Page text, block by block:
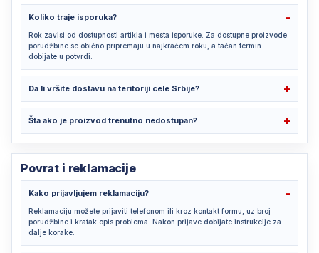
Koliko traje isporuka?
Rok zavisi od dostupnosti artikla i mesta isporuke. Za dostupne proizvode
porudžbine se obično pripremaju u najkraćem roku, a tačan termin
dobijate u potvrdi.
Da li vršite dostavu na teritoriji cele Srbije?
Šta ako je proizvod trenutno nedostupan?
Povrat i reklamacije
Kako prijavljujem reklamaciju?
Reklamaciju možete prijaviti telefonom ili kroz kontakt formu, uz broj
porudžbine i kratak opis problema. Nakon prijave dobijate instrukcije za
dalje korake.